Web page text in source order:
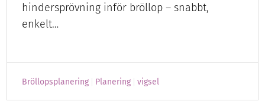
hindersprövning inför bröllop – snabbt,
enkelt…
Bröllopsplanering Planering vigsel